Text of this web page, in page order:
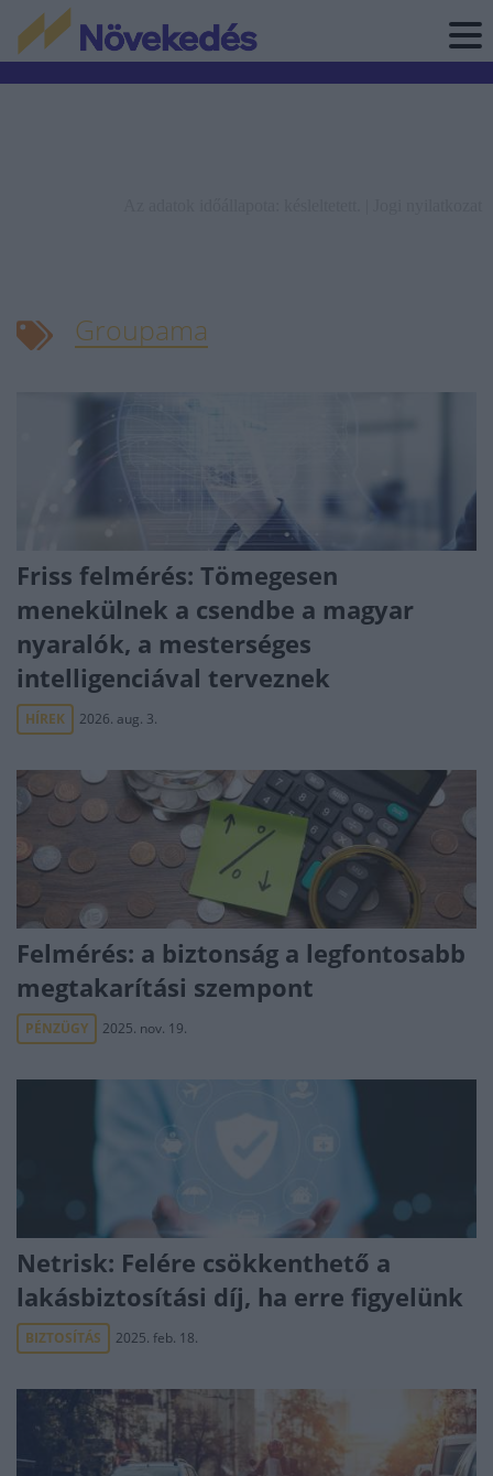
Groupama
Friss felmérés: Tömegesen
menekülnek a csendbe a magyar
nyaralók, a mesterséges
intelligenciával terveznek
HÍREK 2026. aug. 3.
Felmérés: a biztonság a legfontosabb
megtakarítási szempont
PÉNZÜGY 2025. nov. 19.
Netrisk: Felére csökkenthető a
lakásbiztosítási díj, ha erre figyelünk
BIZTOSÍTÁS 2025. feb. 18.